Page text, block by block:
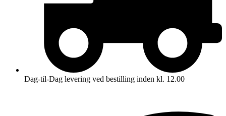
Dag-til-Dag levering ved bestilling inden kl. 12.00